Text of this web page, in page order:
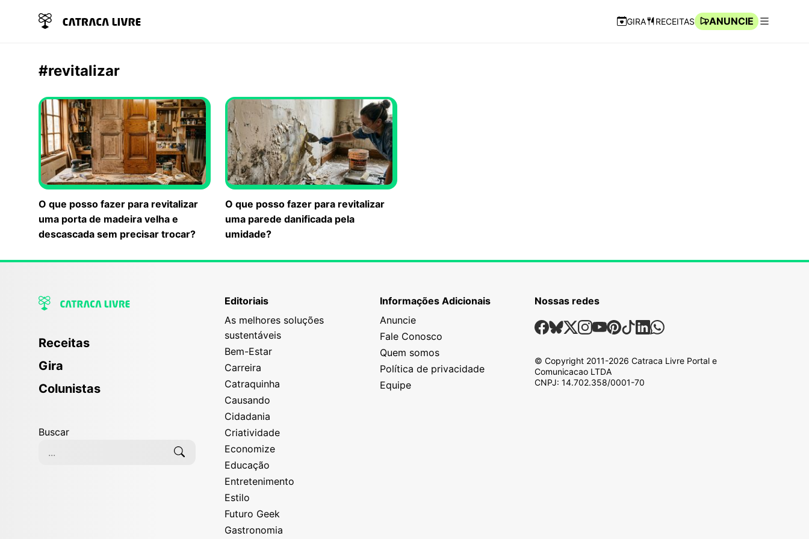
Navegação Rápida
GIRA RECEITAS
ANUNCIE
#revitalizar
O que posso fazer para revitalizar
uma porta de madeira velha e
descascada sem precisar trocar?
O que posso fazer para revitalizar
uma parede danificada pela
umidade?
Receitas
Gira
Colunistas
Buscar
Editoriais
As melhores soluções
sustentáveis
Bem-Estar
Carreira
Catraquinha
Causando
Cidadania
Criatividade
Economize
Educação
Entretenimento
Estilo
Futuro Geek
Gastronomia
Informações Adicionais
Anuncie
Fale Conosco
Quem somos
Política de privacidade
Equipe
Nossas redes
Nossas Redes Sociais
Facebook
Bsky
X Instagram
Youtube
Pinterest
TiktokLinkedin
Whatsapp
© Copyright 2011-2026 Catraca Livre Portal e
Comunicacao LTDA
CNPJ: 14.702.358/0001-70